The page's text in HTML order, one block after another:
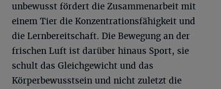
unbewusst fördert die Zusammenarbeit mit
einem Tier die Konzentrationsfähigkeit und
die Lernbereitschaft. Die Bewegung an der
frischen Luft ist darüber hinaus Sport, sie
schult das Gleichgewicht und das
Körperbewusstsein und nicht zuletzt die